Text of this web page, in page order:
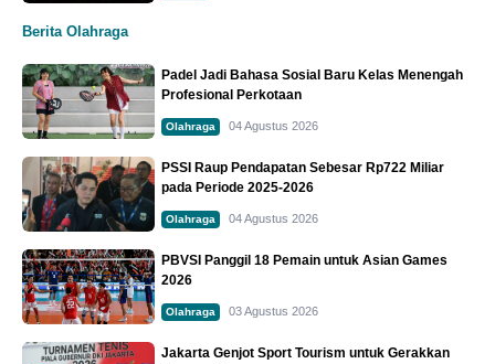
Berita Olahraga
Padel Jadi Bahasa Sosial Baru Kelas Menengah
Profesional Perkotaan
Olahraga 04 Agustus 2026
PSSI Raup Pendapatan Sebesar Rp722 Miliar
pada Periode 2025-2026
Olahraga 04 Agustus 2026
PBVSI Panggil 18 Pemain untuk Asian Games
2026
Olahraga 03 Agustus 2026
Jakarta Genjot Sport Tourism untuk Gerakkan